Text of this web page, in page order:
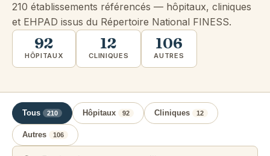
210 établissements référencés — hôpitaux, cliniques
et EHPAD issus du Répertoire National FINESS.
92
HÔPITAUX
12
CLINIQUES
106
AUTRES
Tous 210 Hôpitaux 92 Cliniques 12
Autres 106